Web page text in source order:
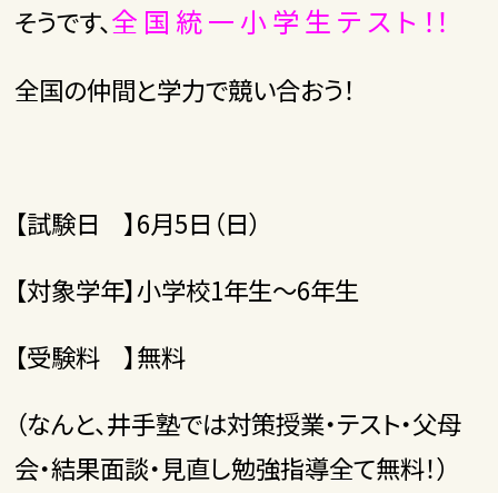
そうです、全 国 統 一 小 学 生 テ ス ト ！！
全国の仲間と学力で競い合おう！
【試験日 】6月5日（日）
【対象学年】小学校1年生～6年生
【受験料 】無料
（なんと、井手塾では対策授業・テスト・父母
会・結果面談・見直し勉強指導全て無料！）